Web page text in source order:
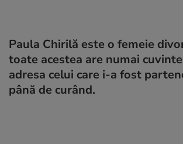
Paula Chirilă este o femeie
toate acestea are numai
adresa celui care i-a fost
până de curând.